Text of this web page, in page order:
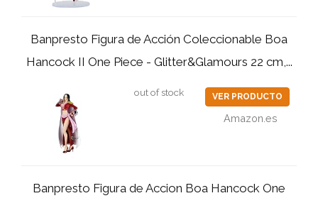
Banpresto Figura de Acción Coleccionable Boa
Hancock II One Piece - Glitter&Glamours 22 cm,...
out of stock VER PRODUCTO
Amazon.es
Banpresto Figura de Accion Boa Hancock One